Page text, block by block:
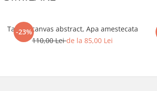
-23%
Tablou canvas abstract, Apa amestecata
110,00 Leide la 85,00 Lei